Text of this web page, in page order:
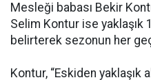
Mesleği babası Bekir
Selim Kontur ise yaklaşık
belirterek sezonun her
Kontur, “Eskiden yaklaşık